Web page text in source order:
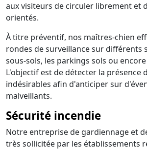
aux visiteurs de circuler librement et
orientés.
À titre préventif, nos maîtres-chien
rondes de surveillance sur différents
sous-sols, les parkings sols ou
L'objectif est de détecter la présence
indésirables afin d'anticiper sur
malveillants.
Sécurité incendie
Notre entreprise de gardiennage et
très sollicitée par les établissements